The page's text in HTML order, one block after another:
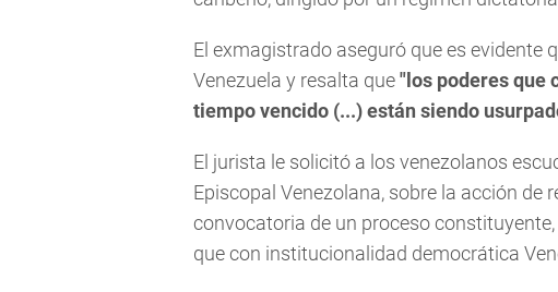
El exmagistrado aseguró que es evidente
Venezuela y resalta que"los poderes que
tiempo vencido (...) están siendo
El jurista le solicitó a los venezolanos
Episcopal Venezolana, sobre la acción de
convocatoria de un proceso
que con institucionalidad democrática